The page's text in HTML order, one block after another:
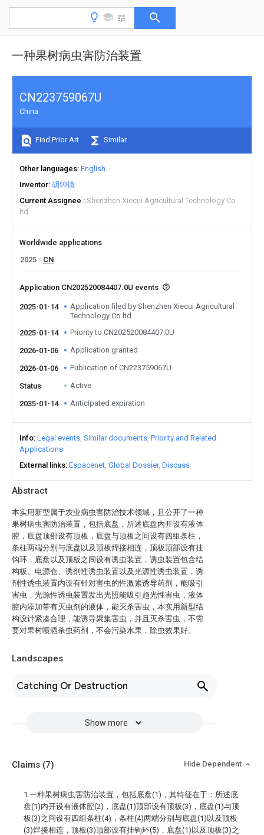
一种果树病虫害防治装置
Abstract
本实用新型属于农业病虫害防治技术领域，且公开了一种
果树病虫害防治装置，包括底盘，所述底盘内开设有液体
腔，底盘顶部设有顶板，底盘与顶板之间设有四组条柱，
条柱两端分别与底盘以及顶板焊接相连，顶板顶部设有挂
钩环，底盘以及顶板之间设有诱虫装置，诱虫装置包含结
构板、电源仓、诱剂性诱虫装置以及光源性诱虫装置，诱
剂性诱虫装置内设有针对害虫的性激素诱导药剂，能吸引
害虫，光源性诱虫装置发出光照能吸引趋光性害虫，液体
腔内添加带有灭虫剂的液体，能灭杀害虫，本实用新型结
构设计紧凑合理，能诱导聚集害虫，并且灭杀害虫，不需
要对果树喷洒杀虫药剂，不会污染水果，除虫效果好。
Landscapes
Catching Or Destruction
Show more
CN223759067U
China
Find Prior Art Similar
Other languages English
Inventor 胡钟镜
Current Assignee
Shenzhen Xiecui Agricultural Technology Co
ltd
Worldwide applications
2025
CN
Application CN202520084407.0U events
2025-01-14
Application filed by Shenzhen Xiecui Agricultural
Technology Co ltd
2025-01-14
Priority to CN202520084407.0U
2026-01-06 Application granted
2026-01-06 Publication of CN223759067U
Status Active
2035-01-14 Anticipated expiration
Info Legal events Similar documents Priority and Related
Applications
External links Espacenet Global Dossier Discuss
Claims (7) Hide Dependent
1.一种果树病虫害防治装置，包括底盘(1)，其特征在于：所述底
盘(1)内开设有液体腔(2)，底盘(1)顶部设有顶板(3)，底盘(1)与顶
板(3)之间设有四组条柱(4)，条柱(4)两端分别与底盘(1)以及顶板
(3)焊接相连，顶板(3)顶部设有挂钩环(5)，底盘(1)以及顶板(3)之